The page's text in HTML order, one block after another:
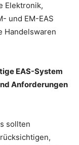
Elektronik,
und EM-EAS
Handelswaren
EAS-System
Anforderungen
sollten